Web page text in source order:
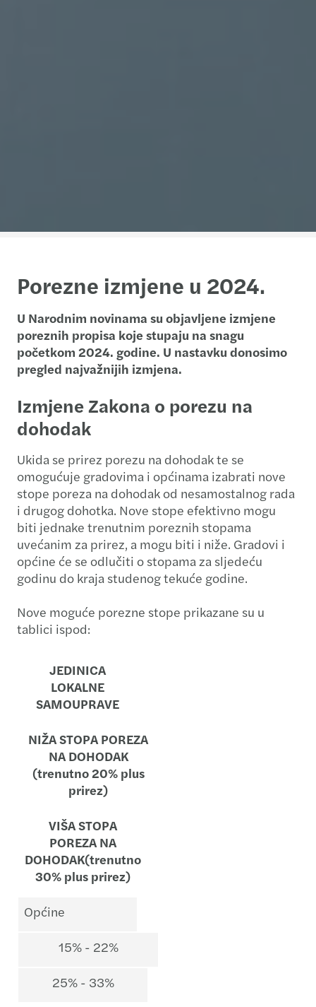
Porezne izmjene u 2024.
U Narodnim novinama su objavljene izmjene
poreznih propisa koje stupaju na snagu
početkom 2024. godine. U nastavku donosimo
pregled najvažnijih izmjena.
Izmjene Zakona o porezu na
dohodak
Ukida se prirez porezu na dohodak te se
omogućuje gradovima i općinama izabrati nove
stope poreza na dohodak od nesamostalnog rada
i drugog dohotka. Nove stope efektivno mogu
biti jednake trenutnim poreznih stopama
uvećanim za prirez, a mogu biti i niže. Gradovi i
općine će se odlučiti o stopama za sljedeću
godinu do kraja studenog tekuće godine.
Nove moguće porezne stope prikazane su u
tablici ispod:
JEDINICA
LOKALNE
SAMOUPRAVE
NIŽA STOPA POREZA
NA DOHODAK
(trenutno 20% plus
prirez)
VIŠA STOPA
POREZA NA
DOHODAK(trenutno
30% plus prirez)
Općine
15% - 22%
25% - 33%